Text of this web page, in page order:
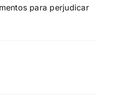
para perjudicar